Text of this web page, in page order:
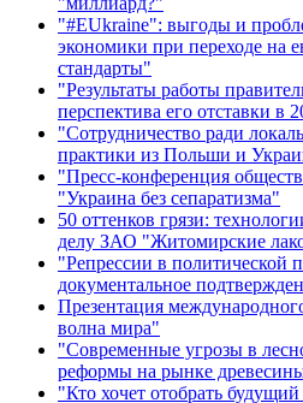
"#EUkraine": выгоды и
экономики при переходе на
стандарты"
"Результаты работы
перспектива его отставки в
"Сотрудничество ради
практики из Польши и
"Пресс-конференция
"Украина без сепаратизма"
50 оттенков грязи:
делу ЗАО "Житомирские
"Репрессии в
документальное
Презентация
волна мира"
"Современные угрозы в
реформы на рынке
"Кто хочет отобрать